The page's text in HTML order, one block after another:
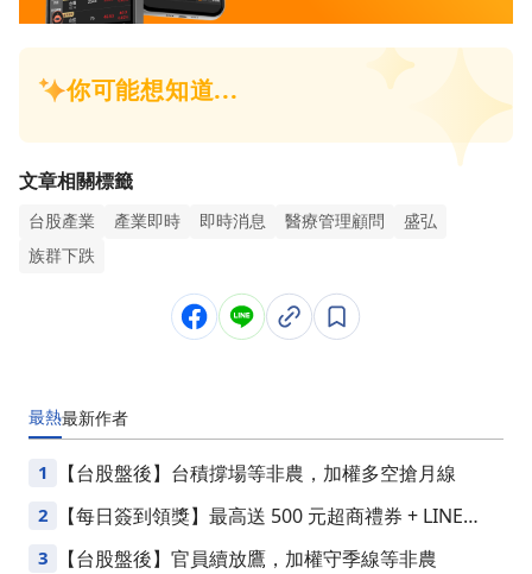
文章相關標籤
台股產業 產業即時 即時消息 醫療管理顧問
盛弘
族群下跌
最熱最新作者
1 【台股盤後】台積撐場等非農，加權多空搶月線
2
【每日簽到領獎】最高送 500 元超商禮券 + LINE
Points
3 【台股盤後】官員續放鷹，加權守季線等非農